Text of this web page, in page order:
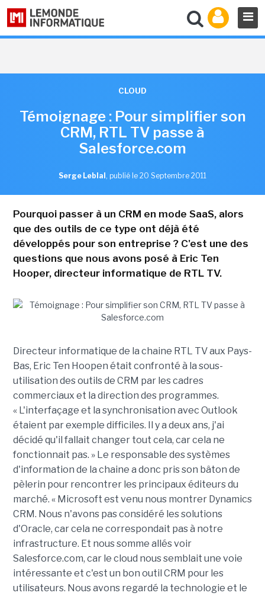
CLOUD
Témoignage : Pour simplifier son
CRM, RTL TV passe à
Salesforce.com
Serge Leblal , publié le 20 Septembre 2011
Pourquoi passer à un CRM en mode SaaS, alors
que des outils de ce type ont déjà été
développés pour son entreprise ? C'est une des
questions que nous avons posé à Eric Ten
Hooper, directeur informatique de RTL TV.
Directeur informatique de la chaine RTL TV aux Pays-
Bas, Eric Ten Hoopen était confronté à la sous-
utilisation des outils de CRM par les cadres
commerciaux et la direction des programmes.
« L'interfaçage et la synchronisation avec Outlook
étaient par exemple difficiles. Il y a deux ans, j'ai
décidé qu'il fallait changer tout cela, car cela ne
fonctionnait pas. » Le responsable des systèmes
d'information de la chaine a donc pris son bâton de
pèlerin pour rencontrer les principaux éditeurs du
marché. « Microsoft est venu nous montrer Dynamics
CRM. Nous n'avons pas considéré les solutions
d'Oracle, car cela ne correspondait pas à notre
infrastructure. Et nous somme allés voir
Salesforce.com, car le cloud nous semblait une voie
intéressante et c'est un bon outil CRM pour les
utilisateurs. Nous avons regardé la technologie et le